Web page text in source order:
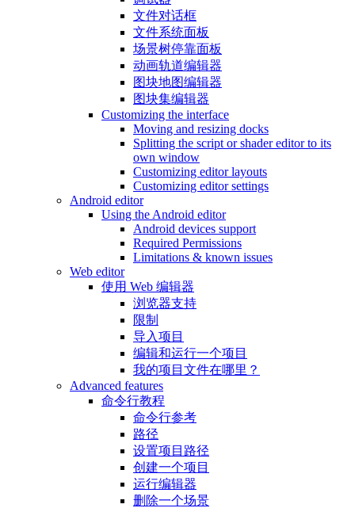
文件对话框
文件系统面板
场景树停靠面板
动画轨道编辑器
图块地图编辑器
图块集编辑器
Customizing the interface
Moving and resizing docks
Splitting the script or shader editor to its
own window
Customizing editor layouts
Customizing editor settings
Android editor
Using the Android editor
Android devices support
Required Permissions
Limitations & known issues
Web editor
使用 Web 编辑器
浏览器支持
限制
导入项目
编辑和运行一个项目
我的项目文件在哪里？
Advanced features
命令行教程
命令行参考
路径
设置项目路径
创建一个项目
运行编辑器
删除一个场景